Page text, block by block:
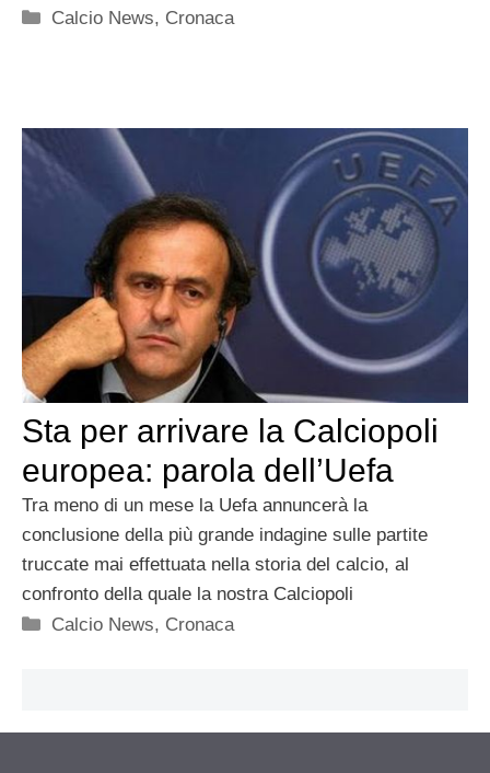
Categorie
Calcio News, Cronaca
Sta per arrivare la Calciopoli
europea: parola dell’Uefa
Tra meno di un mese la Uefa annuncerà la
conclusione della più grande indagine sulle partite
truccate mai effettuata nella storia del calcio, al
confronto della quale la nostra Calciopoli
Categorie
Calcio News, Cronaca